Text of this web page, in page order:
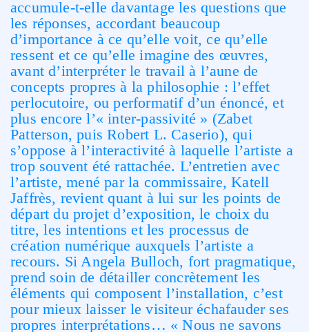
accumule-t-elle davantage les questions que
les réponses, accordant beaucoup
d’importance à ce qu’elle voit, ce qu’elle
ressent et ce qu’elle imagine des œuvres,
avant d’interpréter le travail à l’aune de
concepts propres à la philosophie : l’effet
perlocutoire, ou performatif d’un énoncé, et
plus encore l’« inter-passivité » (Zabet
Patterson, puis Robert L. Caserio), qui
s’oppose à l’interactivité à laquelle l’artiste a
trop souvent été rattachée. L’entretien avec
l’artiste, mené par la commissaire, Katell
Jaffrès, revient quant à lui sur les points de
départ du projet d’exposition, le choix du
titre, les intentions et les processus de
création numérique auxquels l’artiste a
recours. Si Angela Bulloch, fort pragmatique,
prend soin de détailler concrètement les
éléments qui composent l’installation, c’est
pour mieux laisser le visiteur échafauder ses
propres interprétations… « Nous ne savons